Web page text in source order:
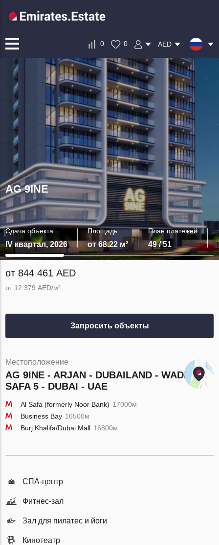
0 0 AED
AG 9INE
Сдача объекта
IV квартал, 2026
Площадь
от 68.22 м²
План платежей
49 / 51
от 844 461 AED
от 12 379 AED/м²
Запросить объекты
Местоположение
AG 9INE - ARJAN - DUBAILAND - WADI AL
SAFA 5 - DUBAI - UAE
Al Safa (formerly Noor Bank) 17000м
Business Bay 16500м
Burj Khalifa/Dubai Mall 16800м
СПА-центр
Фитнес-зал
Зал для пилатес и йоги
Кинотеатр